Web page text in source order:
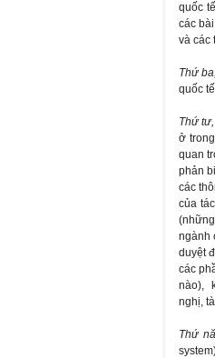
quốc
các
và các
Thứ
quốc
Thứ
ở
quan
phản
các
của
ngành
duyệt
các
nào),
nghị,
Thứ